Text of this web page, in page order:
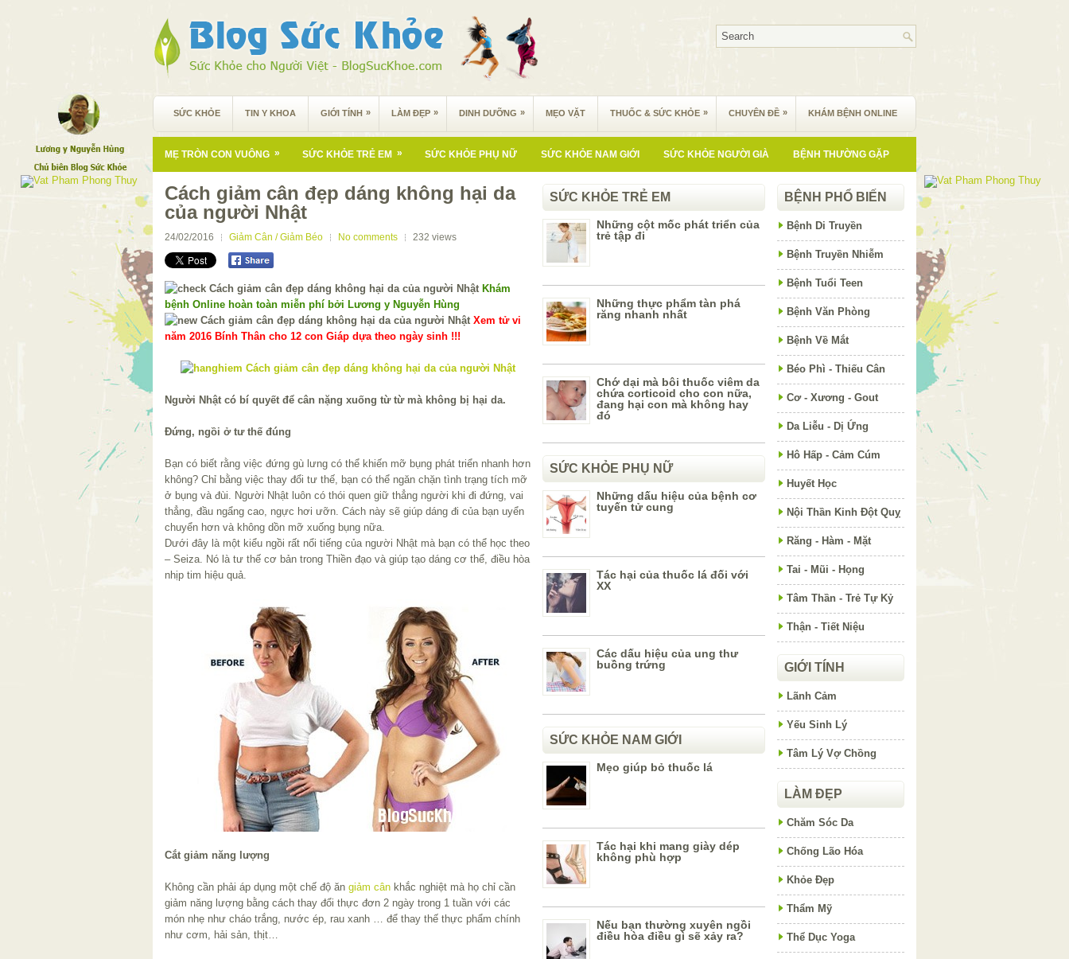
SỨC KHỎE TIN Y KHOA GIỚI TÍNH » LÀM ĐẸP » DINH DƯỠNG » MẸO VẶT THUỐC & SỨC KHỎE » CHUYÊN ĐỀ » KHÁM BỆNH ONLINE
MẸ TRÒN CON VUÔNG » SỨC KHỎE TRẺ EM » SỨC KHỎE PHỤ NỮ SỨC KHỎE NAM GIỚI SỨC KHỎE NGƯỜI GIÀ BỆNH THƯỜNG GẶP
Cách giảm cân đẹp dáng không hại da
của người Nhật
24/02/2016 Giảm Cân / Giảm Béo No comments 232 views
Khám
bệnh Online hoàn toàn miễn phí bởi Lương y Nguyễn Hùng
Xem tử vi
năm 2016 Bính Thân cho 12 con Giáp dựa theo ngày sinh !!!
Người Nhật có bí quyết để cân nặng xuống từ từ mà không bị hại da.
Đứng, ngồi ở tư thế đúng
Bạn có biết rằng việc đứng gù lưng có thể khiến mỡ bụng phát triển nhanh hơn
không? Chỉ bằng việc thay đổi tư thế, bạn có thể ngăn chặn tình trạng tích mỡ
ở bụng và đùi. Người Nhật luôn có thói quen giữ thẳng người khi đi đứng, vai
thẳng, đầu ngẩng cao, ngực hơi ưỡn. Cách này sẽ giúp dáng đi của bạn uyển
chuyển hơn và không dồn mỡ xuống bụng nữa.
Dưới đây là một kiểu ngồi rất nổi tiếng của người Nhật mà bạn có thể học theo
– Seiza. Nó là tư thế cơ bản trong Thiền đạo và giúp tạo dáng cơ thể, điều hòa
nhịp tim hiệu quả.
Cắt giảm năng lượng
Không cần phải áp dụng một chế độ ăn giảm cân khắc nghiệt mà họ chỉ cần
giảm năng lượng bằng cách thay đổi thực đơn 2 ngày trong 1 tuần với các
món nhẹ như cháo trắng, nước ép, rau xanh … để thay thế thực phẩm chính
như cơm, hải sản, thịt…
SỨC KHỎE TRẺ EM
Những cột mốc phát triển của
trẻ tập đi
Những thực phẩm tàn phá
răng nhanh nhất
Chớ dại mà bôi thuốc viêm da
chứa corticoid cho con nữa,
đang hại con mà không hay
đó
SỨC KHỎE PHỤ NỮ
Những dấu hiệu của bệnh cơ
tuyến tử cung
Tác hại của thuốc lá đối với
XX
Các dấu hiệu của ung thư
buồng trứng
SỨC KHỎE NAM GIỚI
Mẹo giúp bỏ thuốc lá
Tác hại khi mang giày dép
không phù hợp
Nếu bạn thường xuyên ngồi
điều hòa điều gì sẽ xảy ra?
BỆNH PHỔ BIẾN
Bệnh Di Truyền
Bệnh Truyền Nhiễm
Bệnh Tuổi Teen
Bệnh Văn Phòng
Bệnh Về Mắt
Béo Phì - Thiếu Cân
Cơ - Xương - Gout
Da Liễu - Dị Ứng
Hô Hấp - Cảm Cúm
Huyết Học
Nội Thần Kinh Đột Quỵ
Răng - Hàm - Mặt
Tai - Mũi - Họng
Tâm Thần - Trẻ Tự Kỷ
Thận - Tiết Niệu
GIỚI TÍNH
Lãnh Cảm
Yếu Sinh Lý
Tâm Lý Vợ Chồng
LÀM ĐẸP
Chăm Sóc Da
Chống Lão Hóa
Khỏe Đẹp
Thẩm Mỹ
Thể Dục Yoga